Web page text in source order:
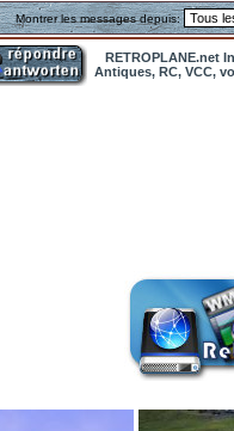
Montrer les messages depuis:
RETROPLANE.net
Antiques, RC, VCC,